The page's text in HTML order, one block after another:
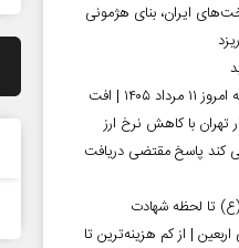
ایران، بنای هژمونی
قیمت طلا و سکه امروز ۱۱ مرداد ۱۴۰۵ | افت
تهران با کاهش نرخ ارز
کند پاسخ مقتضی دریافت
تا لحظه شهادت
| از کم هزینه‌ترین تا